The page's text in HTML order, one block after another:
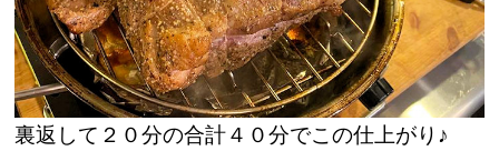
裏返して２０分の合計４０分でこの仕上がり♪